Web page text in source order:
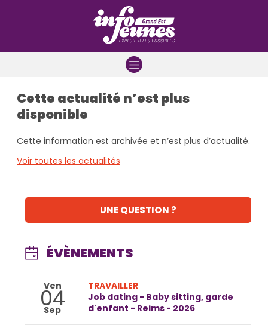
Cette actualité n’est plus
disponible
Cette information est archivée et n’est plus d’actualité.
Voir toutes les actualités
UNE QUESTION ?
ÉVÈNEMENTS
Ven
04
Sep
TRAVAILLER
Job dating - Baby sitting, garde
d'enfant - Reims - 2026